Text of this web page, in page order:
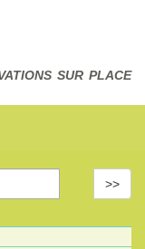
SUR PLACE
>>